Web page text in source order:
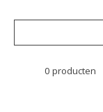
0 producten